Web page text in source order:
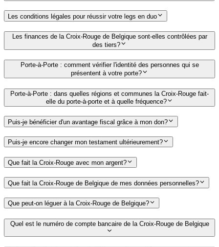
Les conditions légales pour réussir votre legs en duo
Les finances de la Croix-Rouge de Belgique sont-elles contrôlées par
des tiers?
Porte-à-Porte : comment vérifier l'identité des personnes qui se
présentent à votre porte?
Porte-à-Porte : dans quelles régions et communes la Croix-Rouge fait-
elle du porte-à-porte et à quelle fréquence?
Puis-je bénéficier d'un avantage fiscal grâce à mon don?
Puis-je encore changer mon testament ultérieurement?
Que fait la Croix-Rouge avec mon argent?
Que fait la Croix-Rouge de Belgique de mes données personnelles?
Que peut-on léguer à la Croix-Rouge de Belgique?
Quel est le numéro de compte bancaire de la Croix-Rouge de Belgique